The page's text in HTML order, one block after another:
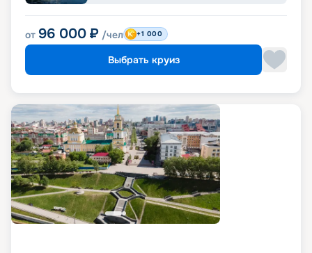
от 96 000 ₽ /чел +1 000
Выбрать круиз